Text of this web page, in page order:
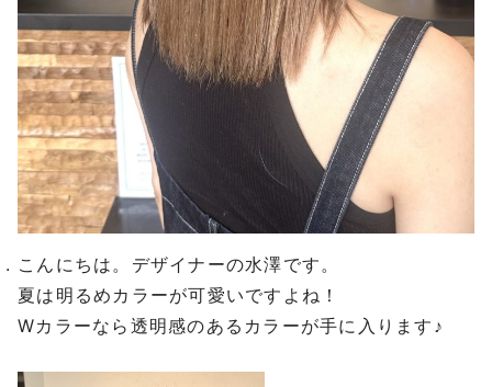
こんにちは。デザイナーの水澤です。
夏は明るめカラーが可愛いですよね！
Wカラーなら透明感のあるカラーが手に入ります♪